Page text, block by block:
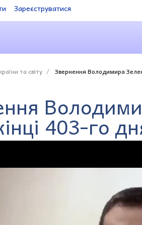
Зареєструватися
та світу Звернення Володимира
403-го